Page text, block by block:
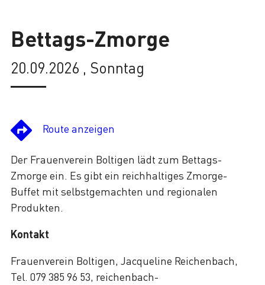
Bettags-Zmorge
20.09.2026 , Sonntag
Der Frauenverein Boltigen lädt zum Bettags-
Zmorge ein. Es gibt ein reichhaltiges Zmorge-
Buffet mit selbstgemachten und regionalen
Produkten.
Kontakt
Frauenverein Boltigen, Jacqueline Reichenbach,
Tel. 079 385 96 53, reichenbach-
Route anzeigen